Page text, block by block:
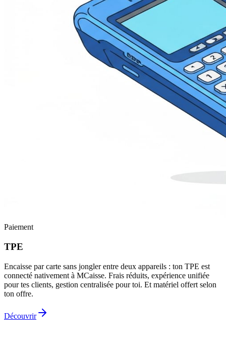
Paiement
TPE
Encaisse par carte sans jongler entre deux appareils : ton TPE est
connecté nativement à MCaisse. Frais réduits, expérience unifiée
pour tes clients, gestion centralisée pour toi. Et matériel offert selon
ton offre.
Découvrir